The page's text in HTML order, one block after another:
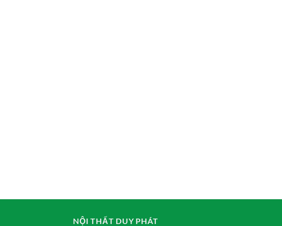
NỘI THẤT DUY PHÁT